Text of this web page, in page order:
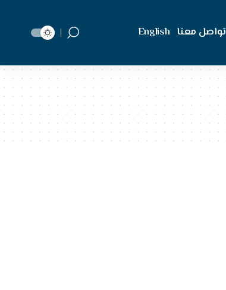
تواصل معنا English